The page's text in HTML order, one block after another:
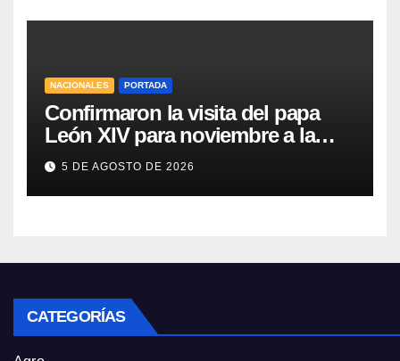
NACIONALES PORTADA
Confirmaron la visita del papa
León XIV para noviembre a la
Argentina
5 DE AGOSTO DE 2026
CATEGORÍAS